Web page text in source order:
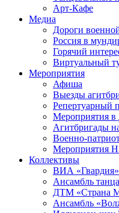
Арт-Кафе
Медиа
Дороги
Россия в
Горячий
Виртуальный
Мероприятия
Афиша
Выезды
Репертуарный
Мероприятия
Агитбригады
Военно-
Мероприятия
Коллективы
ВИА «Гвардия»
Ансамбль
ДТМ «Страна
Ансамбль